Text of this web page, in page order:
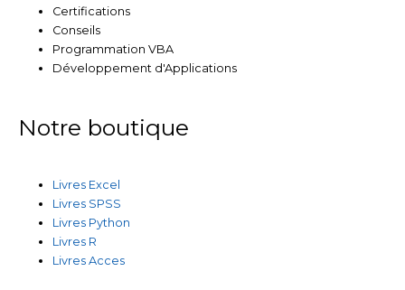
Certifications
Conseils
Programmation VBA
Développement d'Applications
Notre boutique
Livres Excel
Livres SPSS
Livres Python
Livres R
Livres Acces